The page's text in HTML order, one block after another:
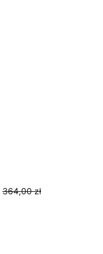
364,00 zł